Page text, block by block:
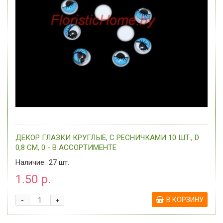
ДЕКОР ГЛАЗКИ КРУГЛЫЕ, С РЕСНИЧКАМИ 10 ШТ., D
0,8 СМ, 0 - В АССОРТИМЕНТЕ
Наличие: 27 шт.
1.50 р.
+
- В КОРЗИНУ